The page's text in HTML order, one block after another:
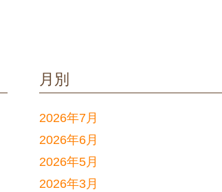
月別
2026年7月
2026年6月
2026年5月
2026年3月